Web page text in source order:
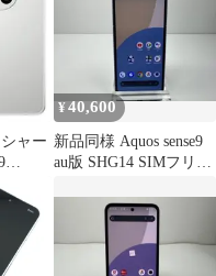
ャー
ト
¥40,600
新品同様 Aquos sense9
au版 SHG14 SIMフリー